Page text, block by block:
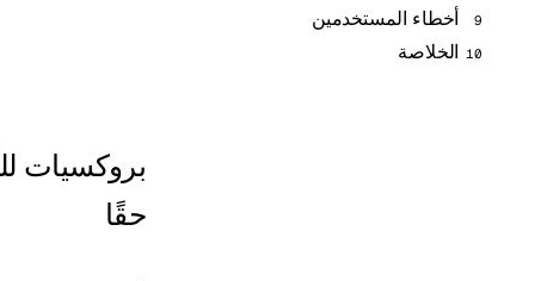
أخطاء المستخدمين
الخلاصة
حقًا